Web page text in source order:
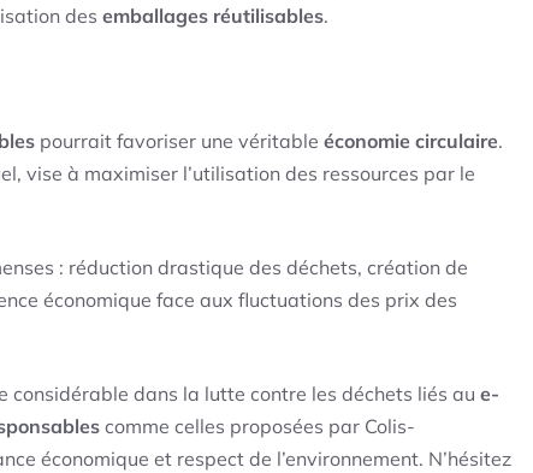
des emballages réutilisables.
pourrait favoriser une véritable économie circulaire.
vise à maximiser l’utilisation des ressources par le
: réduction drastique des déchets, création de
économique face aux fluctuations des prix des
considérable dans la lutte contre les déchets liés au e-
comme celles proposées par Colis-
économique et respect de l’environnement. N’hésitez